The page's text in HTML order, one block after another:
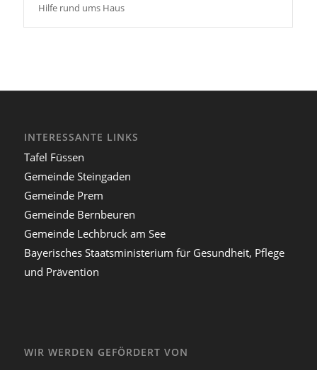
Hilfe rund ums Haus
INTERESSANTE LINKS
Tafel Füssen
Gemeinde Steingaden
Gemeinde Prem
Gemeinde Bernbeuren
Gemeinde Lechbruck am See
Bayerisches Staatsministerium für Gesundheit, Pflege
und Prävention
WIR WERDEN GEFÖRDERT VON